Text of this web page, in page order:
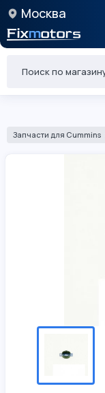
Москва
Запчасти для Cummins